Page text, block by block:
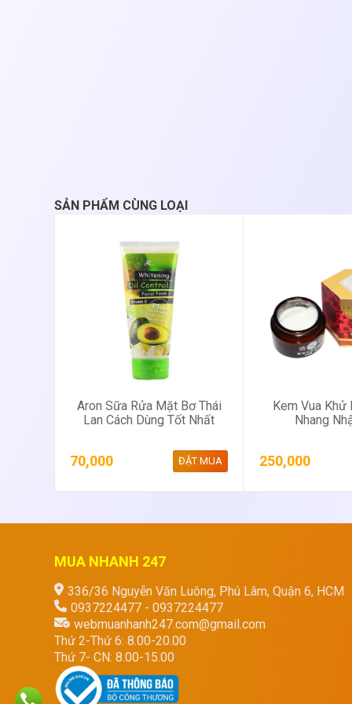
SẢN PHẨM CÙNG LOẠI
Aron Sữa Rửa Mặt Bơ Thái
Lan Cách Dùng Tốt Nhất
70,000 ĐẶT MUA
Kem Vua Khử
Nhang
250,000
MUA NHANH 247
336/36 Nguyễn Văn Luông, Phú Lâm, Quận 6, HCM
0937224477 - 0937224477
webmuanhanh247.com@gmail.com
Thứ 2-Thứ 6: 8.00-20.00
Thứ 7- CN: 8.00-15.00